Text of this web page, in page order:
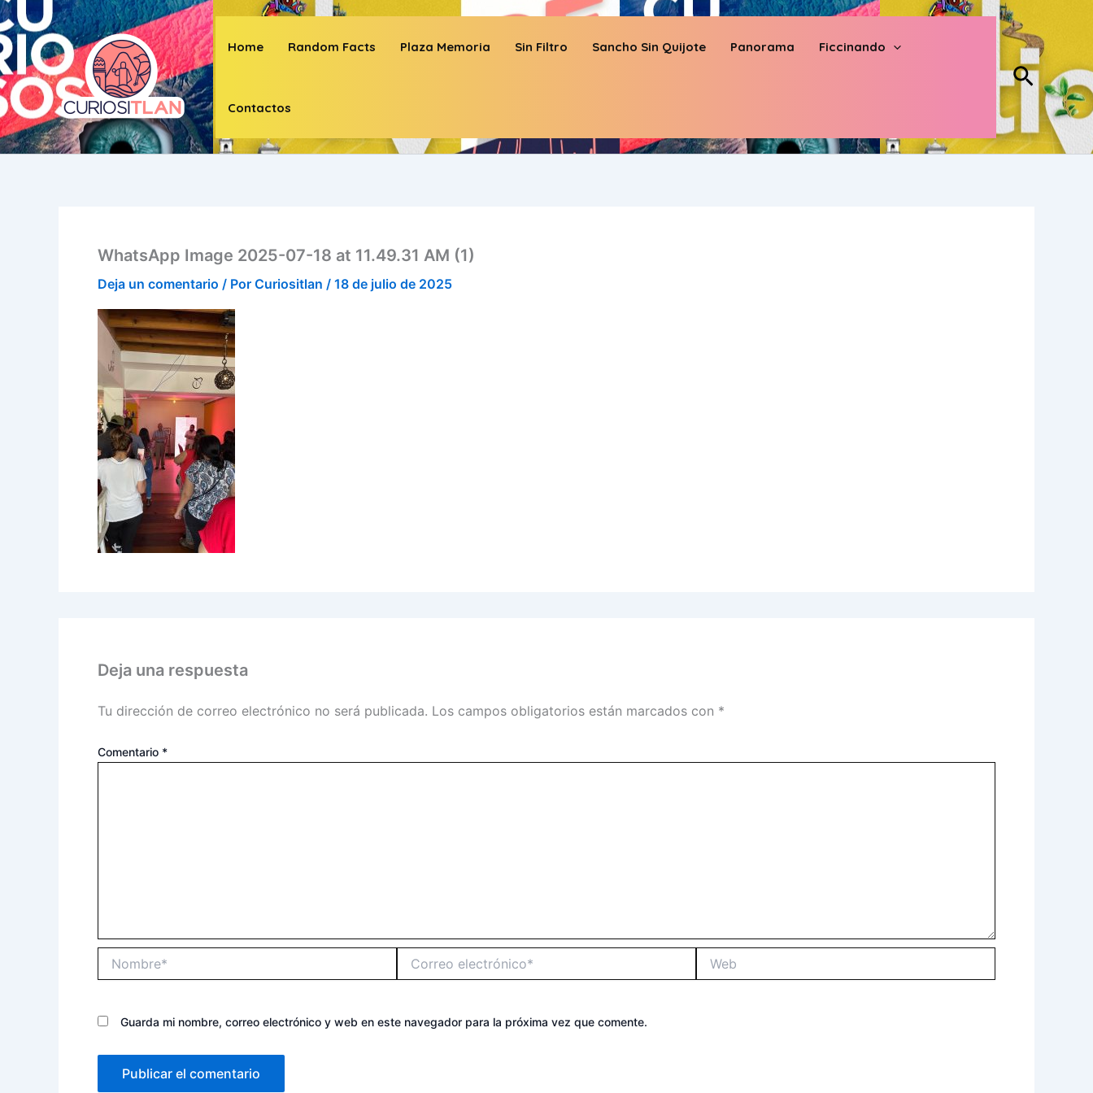
Ir
al
contenido
Home Random Facts Plaza Memoria Sin Filtro Sancho Sin Quijote Panorama Ficcinando
Contactos
Buscar
WhatsApp Image 2025-07-18 at 11.49.31 AM (1)
Deja un comentario / Por Curiositlan / 18 de julio de 2025
Deja una respuesta
Tu dirección de correo electrónico no será publicada. Los campos obligatorios están marcados con *
Comentario *
electrónico*
Guarda mi nombre, correo electrónico y web en este navegador para la próxima vez que comente.